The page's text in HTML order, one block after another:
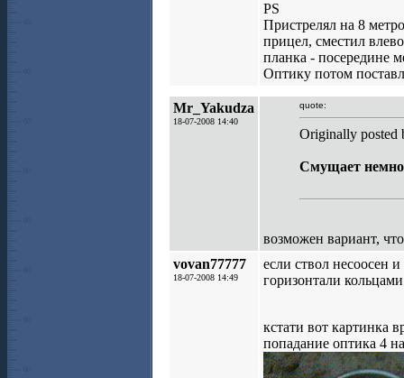
PS
Пристрелял на 8
прицел, сместил
планка - посередине
Оптику потом
Mr_Yakudza
18-07-2008 14:40
quote:
Originally posted
Смущает
возможен вариант,
vovan77777
18-07-2008 14:49
если ствол несоосен
горизонтали
кстати вот картинка
попадание оптика 4